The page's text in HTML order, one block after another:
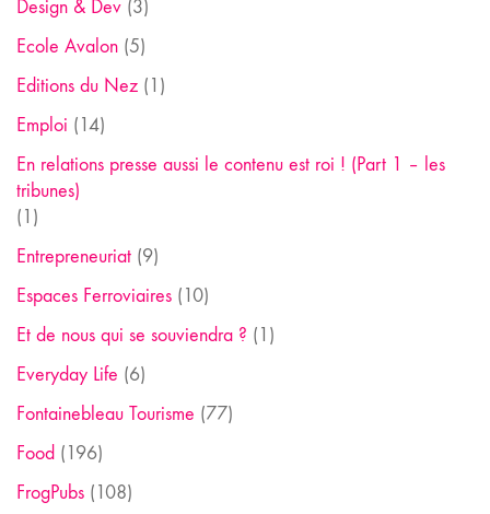
Design & Dev (3)
Ecole Avalon (5)
Editions du Nez (1)
Emploi (14)
En relations presse aussi le contenu est roi ! (Part 1 – les
tribunes)
(1)
Entrepreneuriat (9)
Espaces Ferroviaires (10)
Et de nous qui se souviendra ? (1)
Everyday Life (6)
Fontainebleau Tourisme (77)
Food (196)
FrogPubs (108)